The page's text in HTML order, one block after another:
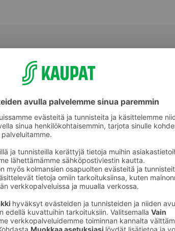
Valmiit ateriat ja aterian osat